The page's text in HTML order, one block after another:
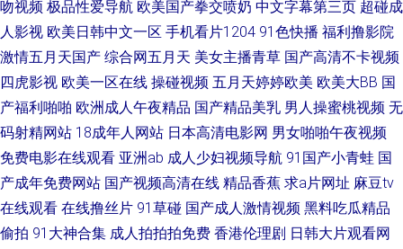
福利视频 国产成人高清网址 成人最新在线 AV性导航 91免费看片白丝 黄色小
网站入口站 含羞草网AV 成人刺激91 91网站免費观看 亚洲爱爱爱含羞草 日
韩二级色色视频 白丝自慰足交 国产区高清在线 超碰青草 97熟女资源站 91观
看在线 午夜操逼剧场 超碰97人人妻 91免费国产视频 亚州色图 日本人妻熟妇
青娱乐福利视频 麻豆四房播播 极品在线二区国产 日本蜜桃综合网 日本黄色
吻视频 极品性爱导航 欧美国产拳交喷奶 中文字幕第三页 超碰成
人影视 欧美日韩中文一区 手机看片1204 91色快播 福利撸影院
激情五月天国产 综合网五月天 美女主播青草 国产高清不卡视频
四虎影视 欧美一区在线 操碰视频 五月天婷婷欧美 欧美大BB 国
产福利啪啪 欧洲成人午夜精品 国产精品美乳 男人操蜜桃视频 无
码射精网站 18成年人网站 日本高清电影网 男女啪啪午夜视频
免费电影在线观看 亚洲ab 成人少妇视频导航 91国产小青蛙 国
产成年免费网站 国产视频高清在线 精品香蕉 求a片网址 麻豆tv
在线观看 在线撸丝片 91草碰 国产成人激情视频 黑料吃瓜精品
偷拍 91大神合集 成人拍拍拍免费 香港伦理剧 日韩大片观看网